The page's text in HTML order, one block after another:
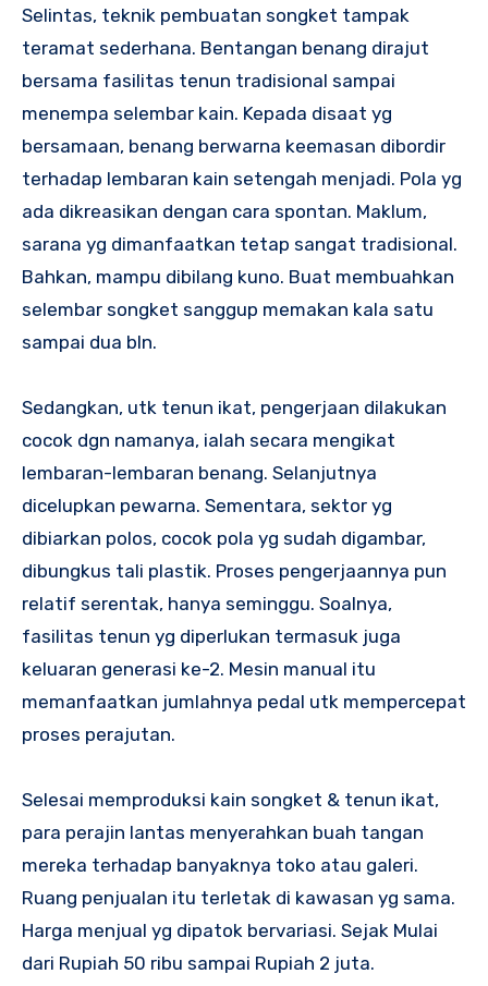
Selintas, teknik pembuatan songket tampak
teramat sederhana. Bentangan benang dirajut
bersama fasilitas tenun tradisional sampai
menempa selembar kain. Kepada disaat yg
bersamaan, benang berwarna keemasan dibordir
terhadap lembaran kain setengah menjadi. Pola yg
ada dikreasikan dengan cara spontan. Maklum,
sarana yg dimanfaatkan tetap sangat tradisional.
Bahkan, mampu dibilang kuno. Buat membuahkan
selembar songket sanggup memakan kala satu
sampai dua bln.
Sedangkan, utk tenun ikat, pengerjaan dilakukan
cocok dgn namanya, ialah secara mengikat
lembaran-lembaran benang. Selanjutnya
dicelupkan pewarna. Sementara, sektor yg
dibiarkan polos, cocok pola yg sudah digambar,
dibungkus tali plastik. Proses pengerjaannya pun
relatif serentak, hanya seminggu. Soalnya,
fasilitas tenun yg diperlukan termasuk juga
keluaran generasi ke-2. Mesin manual itu
memanfaatkan jumlahnya pedal utk mempercepat
proses perajutan.
Selesai memproduksi kain songket & tenun ikat,
para perajin lantas menyerahkan buah tangan
mereka terhadap banyaknya toko atau galeri.
Ruang penjualan itu terletak di kawasan yg sama.
Harga menjual yg dipatok bervariasi. Sejak Mulai
dari Rupiah 50 ribu sampai Rupiah 2 juta.